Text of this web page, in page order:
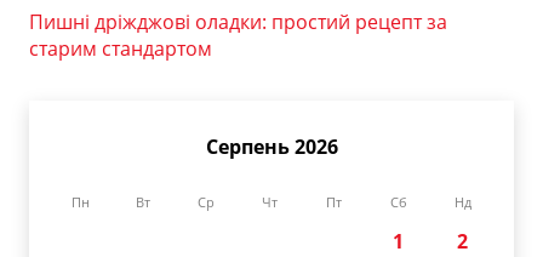
Пишні дріжджові оладки: простий рецепт за
старим стандартом
Серпень 2026
Пн Вт Ср Чт Пт Сб Нд
1
2